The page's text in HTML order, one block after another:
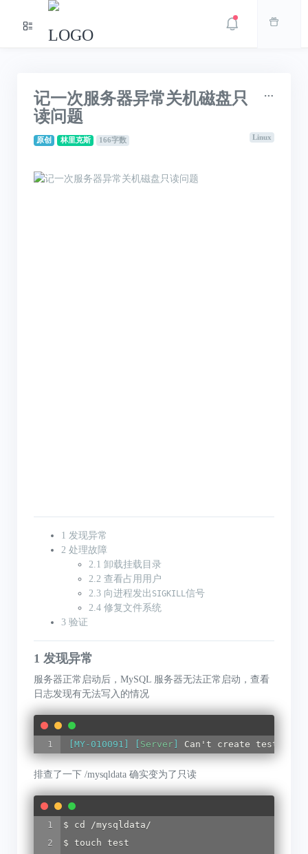
记一次服务器异常关机磁盘只
读问题
原创 林里克斯 166字数 Linux
1 发现异常
2 处理故障
2.1 卸载挂载目录
2.2 查看占用用户
2.3 向进程发出 SIGKILL信号
2.4 修复文件系统
3 验证
1 发现异常
服务器正常启动后，MySQL 服务器无法正常启动，查看
日志发现有无法写入的情况
[MY-010091] [ Server] Can't create test file /
排查了一下 /mysqldata 确实变为了只读
$ cd /mysqldata/
$ touch test